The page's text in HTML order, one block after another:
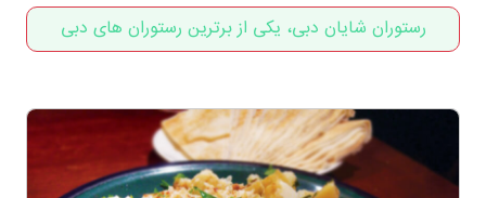
رستوران شایان دبی، یکی از برترین رستوران های دبی